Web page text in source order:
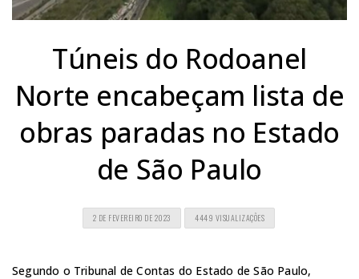
Túneis do Rodoanel
Norte encabeçam lista de
obras paradas no Estado
de São Paulo
2 DE FEVEREIRO DE 2023 4449 VISUALIZAÇÕES
Segundo o Tribunal de Contas do Estado de São Paulo,